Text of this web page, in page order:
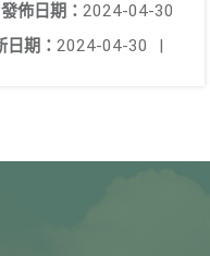
發佈日期： 2024-04-30
日期： 2024-04-30 |